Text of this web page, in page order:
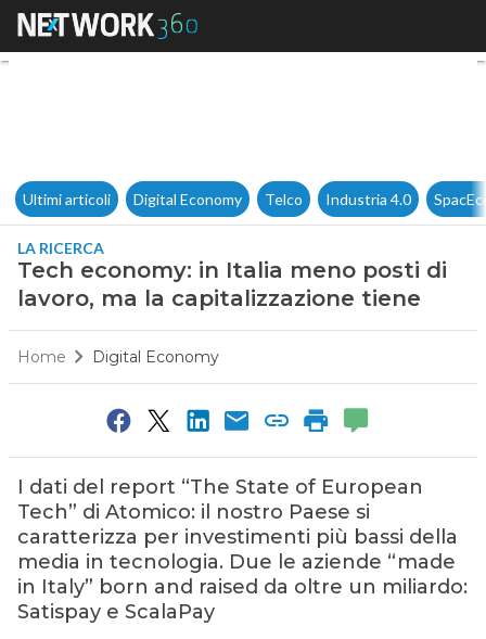
Tech economy: in Italia
Ultimi articoli Digital Economy Telco Industria 4.0
LA RICERCA
Tech economy: in Italia meno posti di
lavoro, ma la capitalizzazione tiene
Home Digital Economy
I dati del report “The State of European
Tech” di Atomico: il nostro Paese si
caratterizza per investimenti più bassi della
media in tecnologia. Due le aziende “made
in Italy” born and raised da oltre un miliardo:
Satispay e ScalaPay